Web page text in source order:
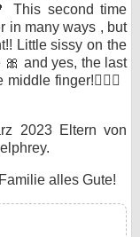
This second time
in many ways , but
Little sissy on the
🎀 and yes, the last
finger!🤦🏼‍♀️
2023 Eltern von
alles Gute!